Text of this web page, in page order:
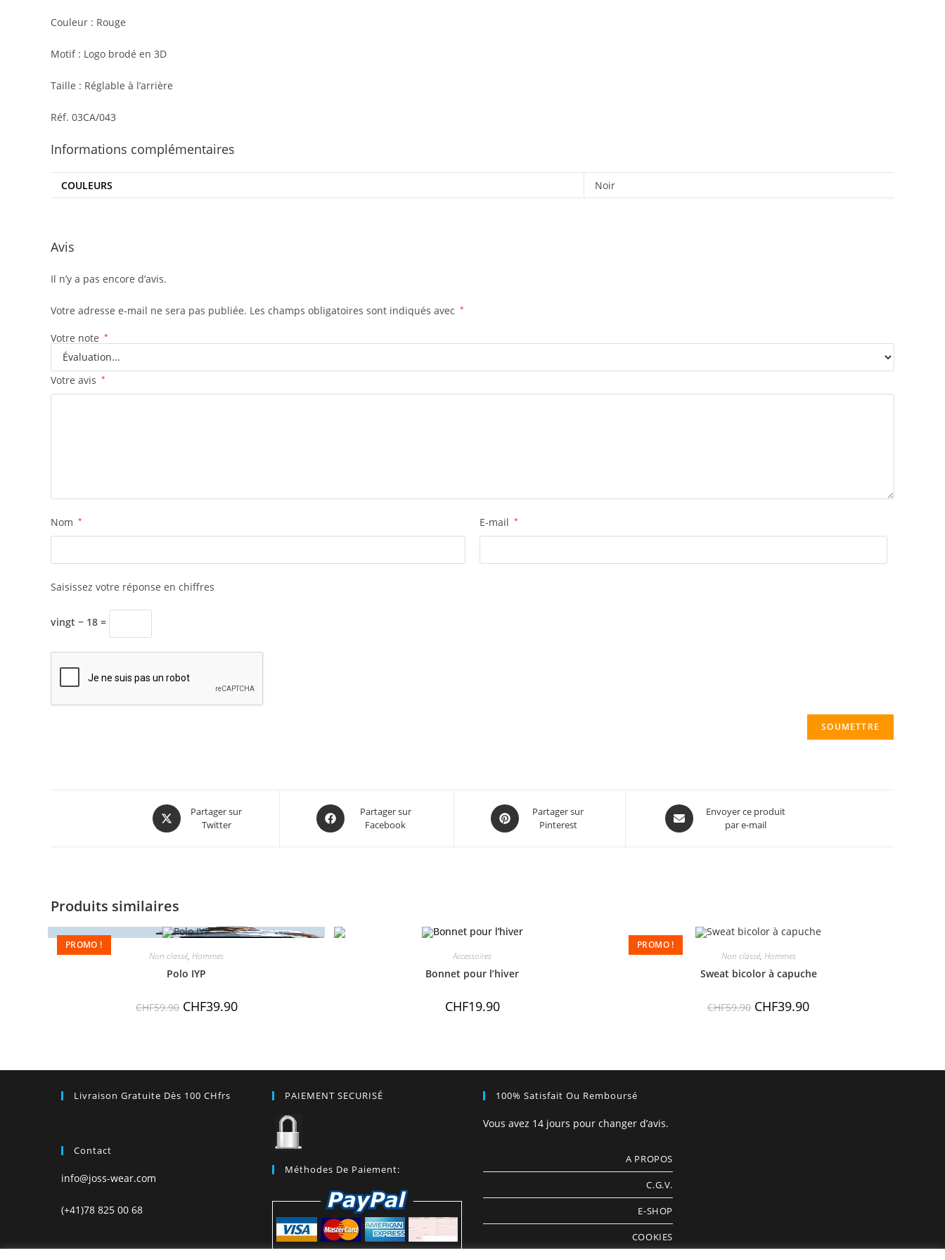
Couleur : Rouge
Motif : Logo brodé en 3D
Taille : Réglable à l’arrière
Réf. 03CA/043
Informations complémentaires
COULEURS Noir
Avis
Il n’y a pas encore d’avis.
Votre adresse e-mail ne sera pas publiée. Les champs obligatoires sont indiqués avec *
Votre note *
Votre avis *
Nom * E-mail *
Saisissez votre réponse en chiffres
vingt − 18 =
Partager sur
Twitter
Partager sur
Facebook
Partager sur
Pinterest
Envoyer ce produit
par e-mail
Produits similaires
PROMO !
Non classé,Hommes
Polo IYP
CHF59.90 CHF39.90
Accessoires
Bonnet pour l’hiver
CHF19.90
PROMO !
Non classé, Hommes
Sweat bicolor à capuche
CHF59.90 CHF39.90
Livraison Gratuite Dès 100 CHfrs
Contact
info@joss-wear.com
(+41)78 825 00 68
PAIEMENT SECURISÉ
Méthodes De Paiement:
100% Satisfait Ou Remboursé
Vous avez 14 jours pour changer d’avis.
A PROPOS
C.G.V.
E-SHOP
COOKIES